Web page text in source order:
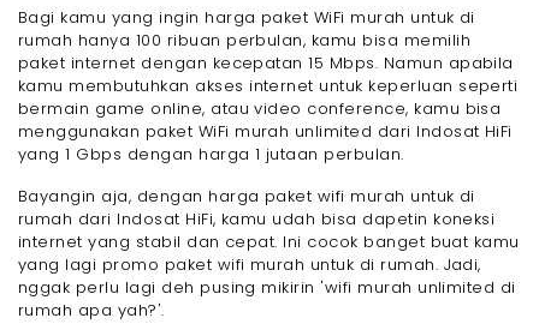
Bagi kamu yang ingin harga paket WiFi murah untuk di
rumah hanya 100 ribuan perbulan, kamu bisa memilih
paket internet dengan kecepatan 15 Mbps. Namun apabila
kamu membutuhkan akses internet untuk keperluan seperti
bermain game online, atau video conference, kamu bisa
menggunakan paket WiFi murah unlimited dari Indosat HiFi
yang 1 Gbps dengan harga 1 jutaan perbulan.
Bayangin aja, dengan harga paket wifi murah untuk di
rumah dari Indosat HiFi, kamu udah bisa dapetin koneksi
internet yang stabil dan cepat. Ini cocok banget buat kamu
yang lagi promo paket wifi murah untuk di rumah. Jadi,
nggak perlu lagi deh pusing mikirin 'wifi murah unlimited di
rumah apa yah?'.